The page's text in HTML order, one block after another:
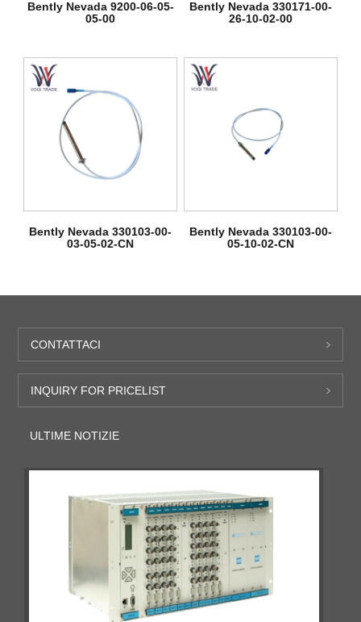
Bently Nevada 9200-06-05-
05-00
Bently Nevada 330171-00-
26-10-02-00
Bently Nevada 330103-00-
03-05-02-CN
Bently Nevada 330103-00-
05-10-02-CN
CONTATTACI
INQUIRY FOR PRICELIST
ULTIME NOTIZIE